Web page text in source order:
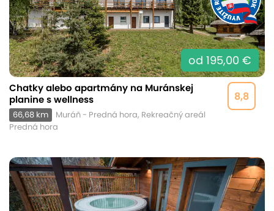
od 195,00 €
8,8
Chatky alebo apartmány na Muránskej
planine s wellness
66,68 km
Muráň - Predná hora, Rekreačný areál
Predná hora